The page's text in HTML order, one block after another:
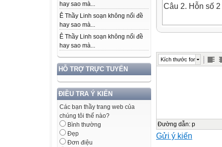
hay sao mà...
Ê Thầy Linh soạn không nổi đề
hay sao mà...
Ê Thầy Linh soạn không nổi đề
hay sao mà...
HỖ TRỢ TRỰC TUYẾN
ĐIỀU TRA Ý KIẾN
Các bạn thầy trang web của
chúng tôi thế nào?
Bình thường
Đẹp
Đơn điệu
Câu 2. Hỗn số 2
C.
A. 2,05
B. 2,5
Kích thước font
Đường dẫn: p
Gửi ý kiến